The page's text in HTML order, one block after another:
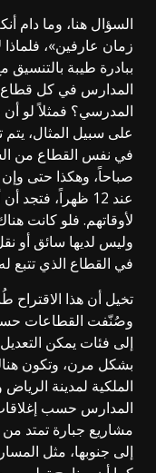
السؤال هنا، وما دام
زمان عارفين»، فلماذا
ببادرة طيبة بالتنسيق
المدارس في كل
المدرسي؟ فمثلاً لو
صباحاً، وهكذا حتى
عند 12 ظهراً،
لأوقاتهم. فلو كانت
وليس لديها سائق أو
في القطاع الذي تتبع
تخيل أن هذا
وصُنّفت القطاعات
إلى فئات يمكن
بشكل مرن، وتكون
الملكية لمدينة
المدارس حسب
مشاريع جبارة تمتد
إلى جنوبها، مثل